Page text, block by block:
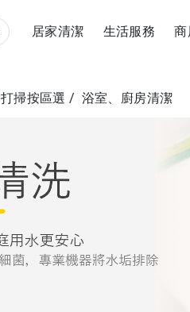
居家清潔 生活服務 商
打掃按區選 / 浴室、廚房清潔